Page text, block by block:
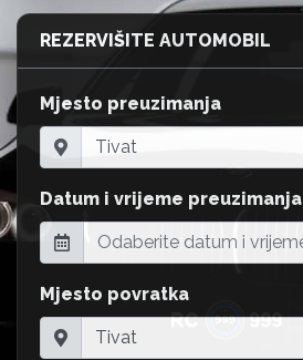
REZERVIŠITE AUTOMOBIL
Mjesto preuzimanja
Datum i vrijeme preuzimanja
Mjesto povratka